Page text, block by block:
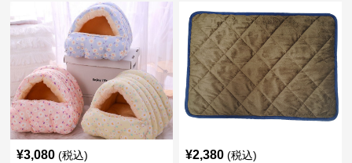
¥3,080 (税込) ¥2,380 (税込)